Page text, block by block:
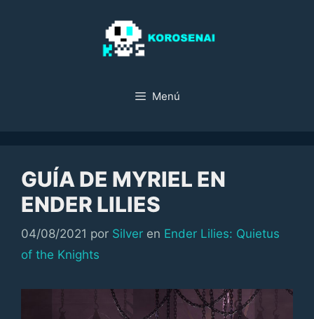
Menú
GUÍA DE MYRIEL EN
ENDER LILIES
04/08/2021 por Silver en Categorías
Ender Lilies: Quietus
of the Knights